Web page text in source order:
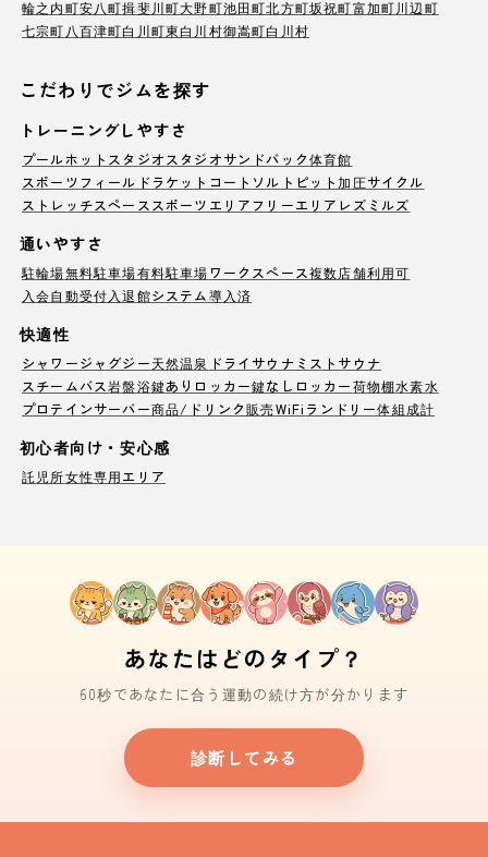
輪之内町安八町揖斐川町大野町池田町北方町坂祝町富加町川辺町
七宗町 八百津町白川町東白川村御嵩町白川村
こだわりでジムを探す
トレーニングしやすさ
プールホットスタジオ スタジオサンドバック体育館
スポーツフィールド ラケットコート ソルトピット加圧サイクル
ストレッチスペース スポーツエリア フリーエリア レズミルズ
通いやすさ
駐輪場無料駐車場有料駐車場ワークスペース複数店舗利用可
入会自動受付 入退館システム導入済
快適性
シャワージャグジー天然温泉 ドライサウナ ミストサウナ
スチームバス岩盤浴鍵ありロッカー鍵なしロッカー荷物棚水素水
プロテインサーバー商品/ドリンク販売WiFi ランドリー体組成計
初心者向け・安心感
託児所女性専用エリア
あなたはどのタイプ？
60秒であなたに合う運動の続け方が分かります
診断してみる